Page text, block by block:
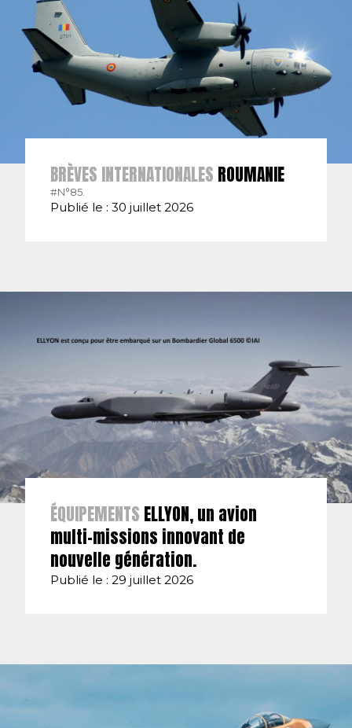
BRÈVES INTERNATIONALES ROUMANIE
#N°85.
Publié le : 30 juillet 2026
ÉQUIPEMENTS ELLYON, un avion
multi-missions innovant de
nouvelle génération.
Publié le : 29 juillet 2026